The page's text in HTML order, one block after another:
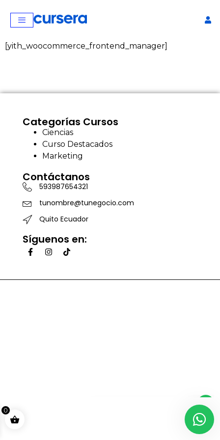
[yith_woocommerce_frontend_manager]
Categorías Cursos
Ciencias
Curso Destacados
Marketing
Contáctanos
593987654321
tunombre@tunegocio.com
Quito Ecuador
Síguenos en:
0
Curso de Matemática
$ 40,00
Realiza tu pregunta te
responderemos lo mas